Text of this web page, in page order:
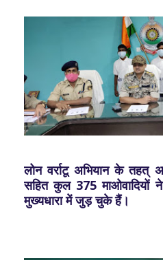
लोन वर्राटू अभियान के तहत्
सहित कुल 375 माओवादियों
मुख्यधारा में जुड़ चुके हैं।